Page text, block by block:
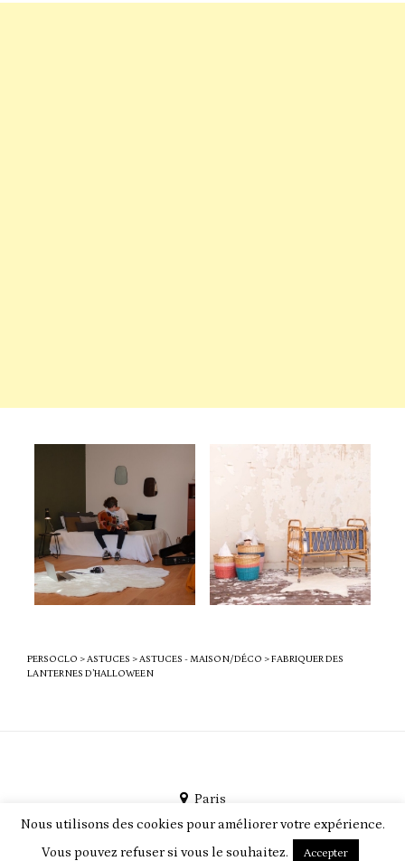
PERSOCLO >ASTUCES >ASTUCES - MAISON/DÉCO >FABRIQUER DES
LANTERNES D’HALLOWEEN
Paris
PersoClo par PEEGMO
Nous utilisons des cookies pour améliorer votre expérience.
Vous pouvez refuser si vous le souhaitez.
Accepter